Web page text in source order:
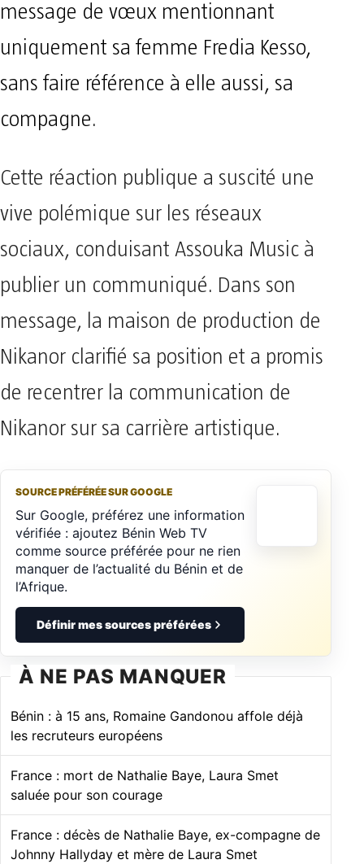
message de vœux mentionnant
uniquement sa femme Fredia Kesso,
sans faire référence à elle aussi, sa
compagne.
Cette réaction publique a suscité une
vive polémique sur les réseaux
sociaux, conduisant Assouka Music à
publier un communiqué. Dans son
message, la maison de production de
Nikanor clarifié sa position et a promis
de recentrer la communication de
Nikanor sur sa carrière artistique.
SOURCE PRÉFÉRÉE SUR GOOGLE
Sur Google, préférez une information
vérifiée : ajoutez Bénin Web TV
comme source préférée pour ne rien
manquer de l’actualité du Bénin et de
l’Afrique.
Définir mes sources préférées
À NE PAS MANQUER
Bénin : à 15 ans, Romaine Gandonou affole déjà
les recruteurs européens
France : mort de Nathalie Baye, Laura Smet
saluée pour son courage
France : décès de Nathalie Baye, ex-compagne de
Johnny Hallyday et mère de Laura Smet